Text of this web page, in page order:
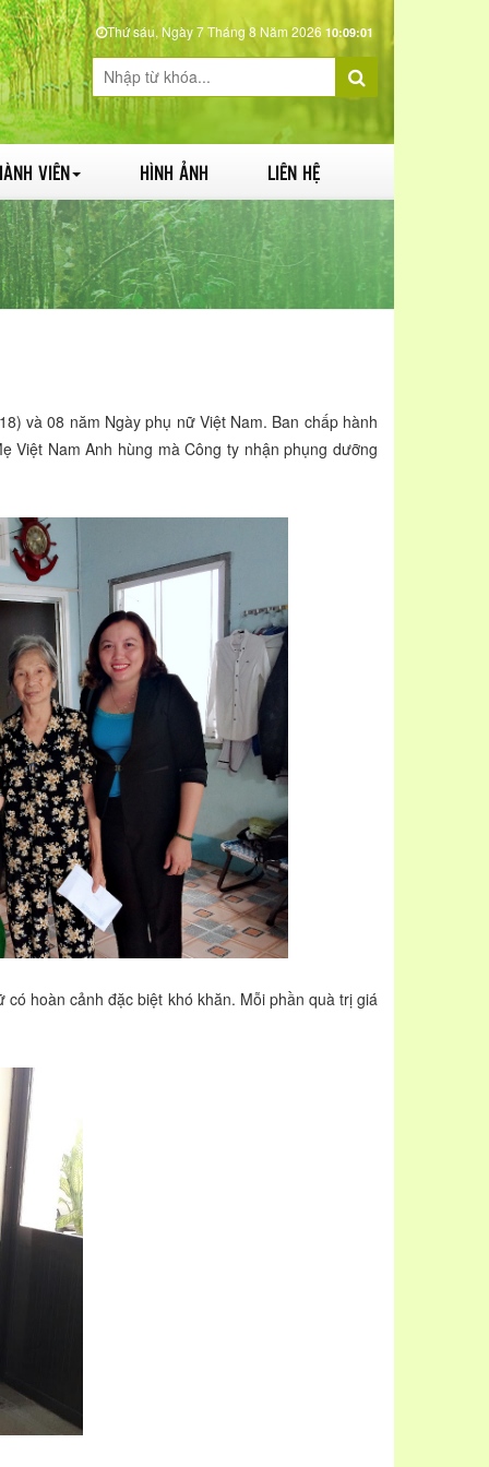
Thứ sáu, Ngày 7 Tháng 8 Năm 2026 10:09:02
VIÊN HÌNH ẢNH LIÊN HỆ
08 năm Ngày phụ nữ Việt Nam. Ban chấp hành
Việt Nam Anh hùng mà Công ty nhận phụng dưỡng
cảnh đặc biệt khó khăn. Mỗi phần quà trị giá